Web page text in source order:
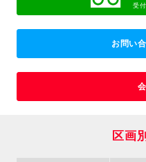
受
お問い
区画